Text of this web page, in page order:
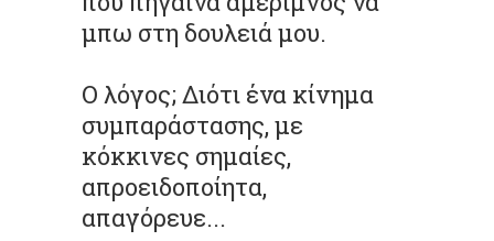
μπω στη δουλειά μου.
Ο λόγος; Διότι ένα κίνημα
συμπαράστασης, με
κόκκινες σημαίες,
απροειδοποίητα,
απαγόρευε...